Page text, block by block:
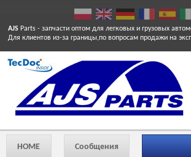
AJS Parts - запчасти оптом для легковых и грузовых
Для клиентов из-за границы,по вопросам продажи на
HOME Сообщения